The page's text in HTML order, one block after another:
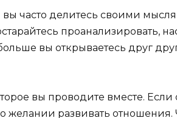
часто делитесь своими
проанализировать,
вы открываетесь друг
вы проводите вместе.
желании развивать отношения.